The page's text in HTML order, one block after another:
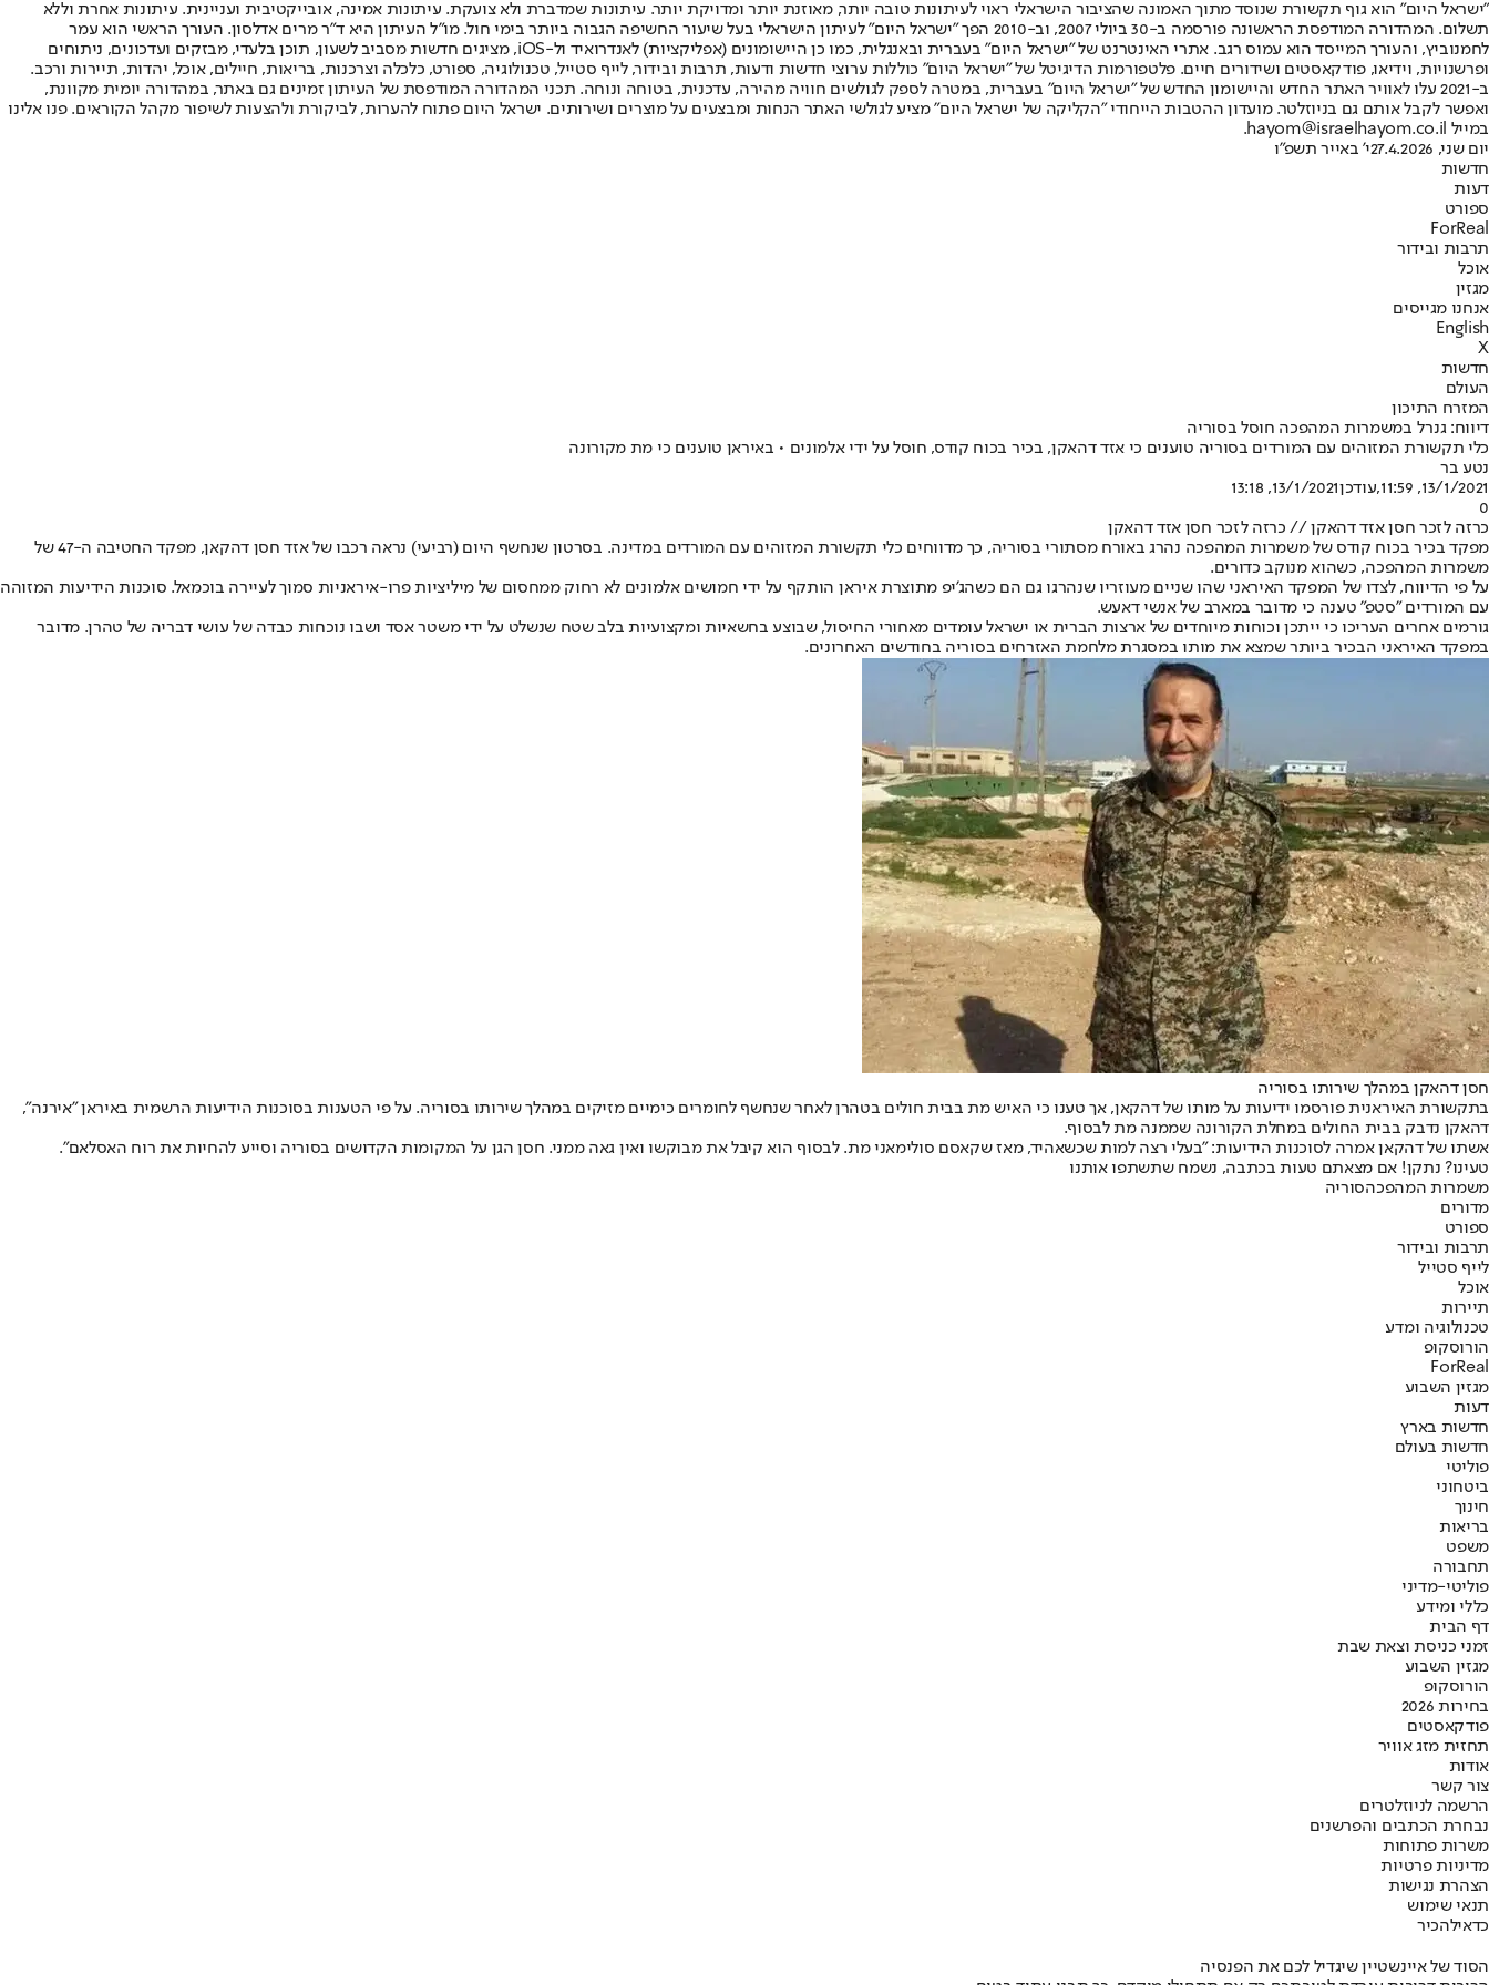
"ישראל היום" הוא גוף תקשורת שנוסד מתוך האמונה שהציבור הישראלי ראוי לעיתונות טובה יותר, מאוזנת יותר ומדויקת יותר. עיתונות שמדברת ולא צועקת. עיתונות אמינה, אובייקטיבית ועניינית. עיתונות אחרת וללא
תשלום. המהדורה המודפסת הראשונה פורסמה ב-30 ביולי 2007, וב-2010 הפך "ישראל היום" לעיתון הישראלי בעל שיעור החשיפה הגבוה ביותר בימי חול. מו"ל העיתון היא ד"ר מרים אדלסון. העורך הראשי הוא עמר
לחמנוביץ, והעורך המייסד הוא עמוס רגב. אתרי האינטרנט של "ישראל היום" בעברית ובאנגלית, כמו כן היישומונים (אפליקציות) לאנדרואיד ול-iOS, מציגים חדשות מסביב לשעון, תוכן בלעדי, מבזקים ועדכונים, ניתוחים
ופרשנויות, וידיאו, פודקאסטים ושידורים חיים. פלטפורמות הדיגיטל של "ישראל היום" כוללות ערוצי חדשות ודעות, תרבות ובידור, לייף סטייל, טכנולוגיה, ספורט, כלכלה וצרכנות, בריאות, חיילים, אוכל, יהדות, תיירות ורכב.
ב-2021 עלו לאוויר האתר החדש והיישומון החדש של "ישראל היום" בעברית, במטרה לספק לגולשים חוויה מהירה, עדכנית, בטוחה ונוחה. תכני המהדורה המודפסת של העיתון זמינים גם באתר, במהדורה יומית מקוונת,
ואפשר לקבל אותם גם בניוזלטר. מועדון ההטבות הייחודי "הקליקה של ישראל היום" מציע לגולשי האתר הנחות ומבצעים על מוצרים ושירותים. ישראל היום פתוח להערות, לביקורת ולהצעות לשיפור מקהל הקוראים. פנו אלינו
במייל hayom@israelhayom.co.il.
יום שני, 27.4.2026
י' באייר תשפ"ו
חדשות
דעות
ספורט
ForReal
תרבות ובידור
אוכל
מגזין
אנחנו מגייסים
English
X
חדשות
העולם
המזרח התיכון
דיווח: גנרל במשמרות המהפכה חוסל בסוריה
כלי תקשורת המזוהים עם המורדים בסוריה טוענים כי אזד דהאקן, בכיר בכוח קודס, חוסל על ידי אלמונים • באיראן טוענים כי מת מקורונה
נטע בר
13/1/2021, 11:59
,עודכן13/1/2021, 13:18
0
כרזה לזכר חסן אזד דהאקן // כרזה לזכר חסן אזד דהאקן
מפקד בכיר בכוח קודס של משמרות המהפכה נהרג באורח מסתורי בסוריה, כך מדווחים כלי תקשורת המזוהים עם המורדים במדינה. בסרטון שנחשף היום (רביעי) נראה רכבו של אזד חסן דהקאן, מפקד החטיבה ה-47 של
משמרות המהפכה, כשהוא מנוקב כדורים.
על פי הדיווח, לצדו של המפקד האיראני שהו שניים מעוזריו שנהרגו גם הם כשהג'יפ מתוצרת איראן הותקף על ידי חמושים אלמונים לא רחוק ממחסום של מיליציות פרו-איראניות סמוך לעיירה בוכמאל. סוכנות הידיעות המזוהה
עם המורדים "סטפ" טענה כי מדובר במארב של אנשי דאעש.
גורמים אחרים העריכו כי ייתכן וכוחות מיוחדים של ארצות הברית או ישראל עומדים מאחורי החיסול, שבוצע בחשאיות ומקצועיות בלב שטח שנשלט על ידי משטר אסד ושבו נוכחות כבדה של עושי דבריה של טהרן. מדובר
במפקד האיראני הבכיר ביותר שמצא את מותו במסגרת מלחמת האזרחים בסוריה בחודשים האחרונים.
חסן דהאקן במהלך שירותו בסוריה
בתקשורת האיראנית פורסמו ידיעות על מותו של דהקאן, אך טענו כי האיש מת בבית חולים בטהרן לאחר שנחשף לחומרים כימיים מזיקים במהלך שירותו בסוריה. על פי הטענות בסוכנות הידיעות הרשמית באיראן "אירנה",
דהאקן נדבק בבית החולים במחלת הקורונה שממנה מת לבסוף.
אשתו של דהקאן אמרה לסוכנות הידיעות: "בעלי רצה למות שכשאהיד, מאז שקאסם סולימאני מת. לבסוף הוא קיבל את מבוקשו ואין גאה ממני. חסן הגן על המקומות הקדושים בסוריה וסייע להחיות את רוח האסלאם".
טעינו? נתקן! אם מצאתם טעות בכתבה, נשמח שתשתפו אותנו
משמרות המהפכהסוריה
מדורים
ספורט
תרבות ובידור
לייף סטייל
אוכל
תיירות
טכנולוגיה ומדע
הורוסקופ
ForReal
מגזין השבוע
דעות
חדשות בארץ
חדשות בעולם
פוליטי
ביטחוני
חינוך
בריאות
משפט
תחבורה
פוליטי-מדיני
כללי ומידע
דף הבית
זמני כניסת וצאת שבת
מגזין השבוע
הורוסקופ
בחירות 2026
פודקאסטים
תחזית מזג אוויר
אודות
צור קשר
הרשמה לניוזלטרים
נבחרת הכתבים והפרשנים
משרות פתוחות
מדיניות פרטיות
הצהרת נגישות
תנאי שימוש
כדאילהכיר
הסוד של איינשטיין שיגדיל לכם את הפנסיה